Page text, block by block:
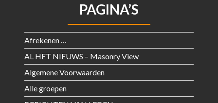
PAGINA’S
Afrekenen …
AL HET NIEUWS – Masonry View
Algemene Voorwaarden
Alle groepen